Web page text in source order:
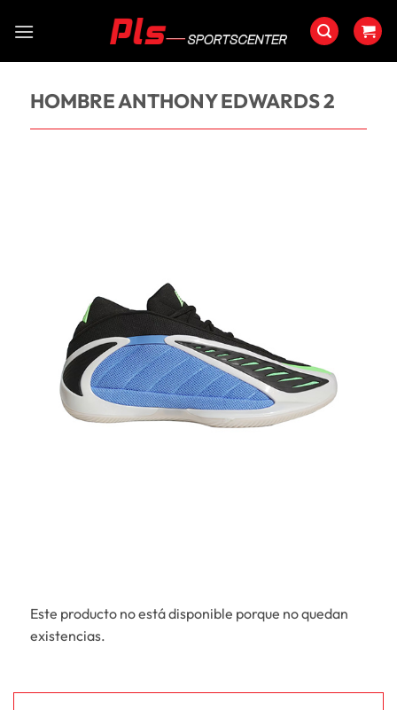
HOMBRE ANTHONY EDWARDS 2
Este producto no está disponible porque no quedan
existencias.